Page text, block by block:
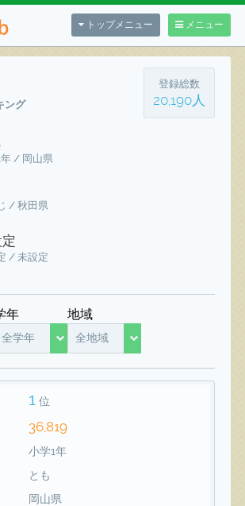
メニュー
トップメニュー
ング
登録総数
20,190人
/ 岡山県
/ 秋田県
/ 未設定
年
全学年
地域
全地域
1 位
36,819
小学1年
とも
岡山県